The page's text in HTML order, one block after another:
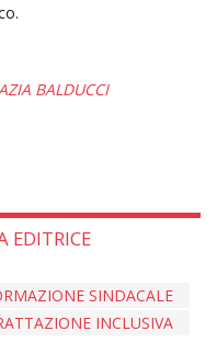
BALDUCCI
EDITRICE
SINDACALE
INCLUSIVA